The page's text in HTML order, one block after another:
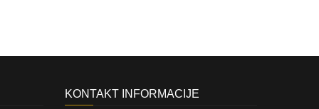
KONTAKT INFORMACIJE